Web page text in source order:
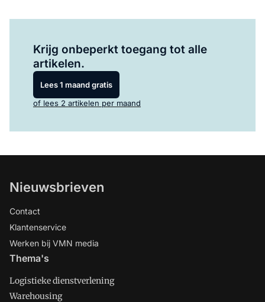
Krijg onbeperkt toegang tot alle
artikelen.
Lees 1 maand gratis
of lees 2 artikelen per maand
Nieuwsbrieven
Contact
Klantenservice
Werken bij VMN media
Thema's
Logistieke dienstverlening
Warehousing